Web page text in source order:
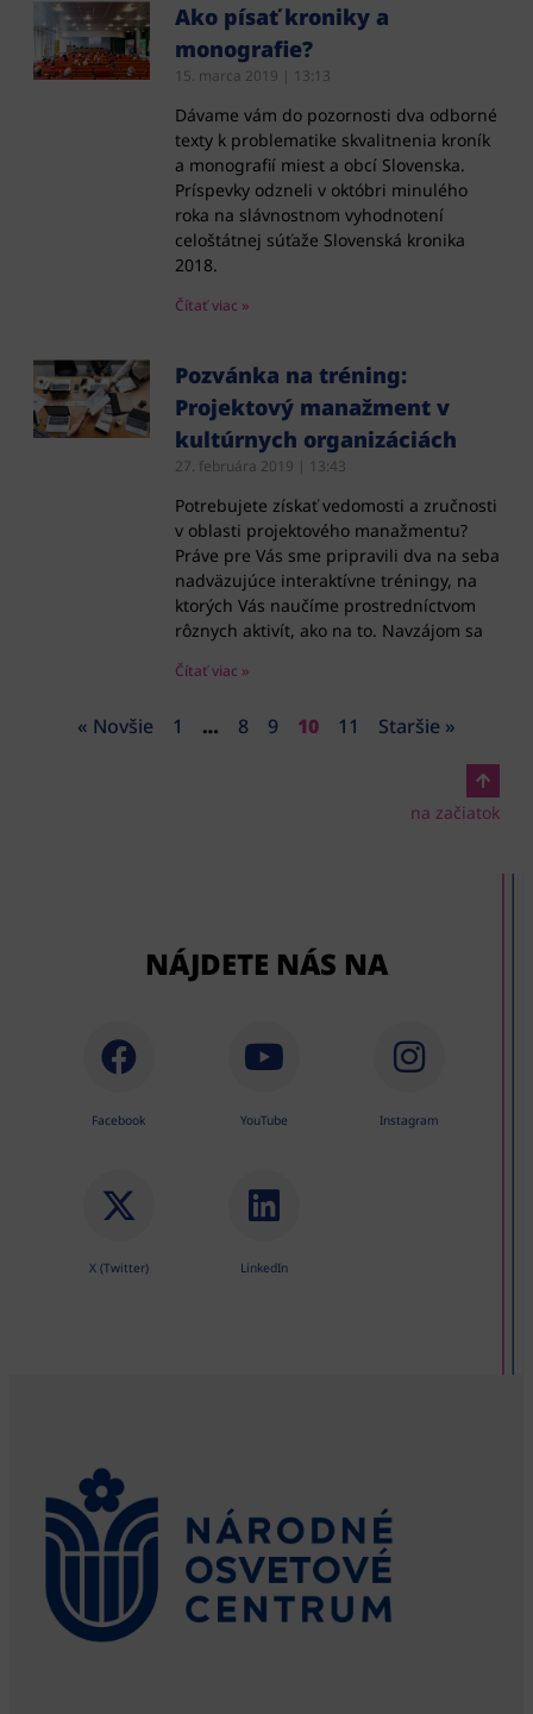
Ako písať kroniky a
monografie?
15. marca 2019 13:13
Dávame vám do pozornosti dva odborné
texty k problematike skvalitnenia kroník
a monografií miest a obcí Slovenska.
Príspevky odzneli v októbri minulého
roka na slávnostnom vyhodnotení
celoštátnej súťaže Slovenská kronika
2018.
Čítať viac »
Pozvánka na tréning:
Projektový manažment v
kultúrnych organizáciách
27. februára 2019 13:43
Potrebujete získať vedomosti a zručnosti
v oblasti projektového manažmentu?
Práve pre Vás sme pripravili dva na seba
nadväzujúce interaktívne tréningy, na
ktorých Vás naučíme prostredníctvom
rôznych aktivít, ako na to. Navzájom sa
Čítať viac »
« Novšie 1 … 8 9 10 11 Staršie »
na začiatok
NÁJDETE NÁS NA
Facebook YouTube Instagram
X (Twitter) LinkedIn